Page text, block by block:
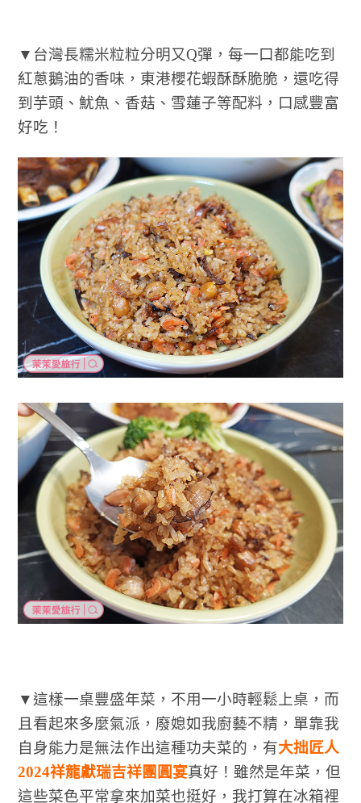
▼台灣長糯米粒粒分明又Q彈，每一口都能吃到
紅蔥鵝油的香味，東港櫻花蝦酥酥脆脆，還吃得
到芋頭、魷魚、香菇、雪蓮子等配料，口感豐富
好吃！
▼這樣一桌豐盛年菜，不用一小時輕鬆上桌，而
且看起來多麼氣派，廢媳如我廚藝不精，單靠我
自身能力是無法作出這種功夫菜的，有大拙匠人
2024祥龍獻瑞吉祥團圓宴真好！雖然是年菜，但
這些菜色平常拿來加菜也挺好，我打算在冰箱裡